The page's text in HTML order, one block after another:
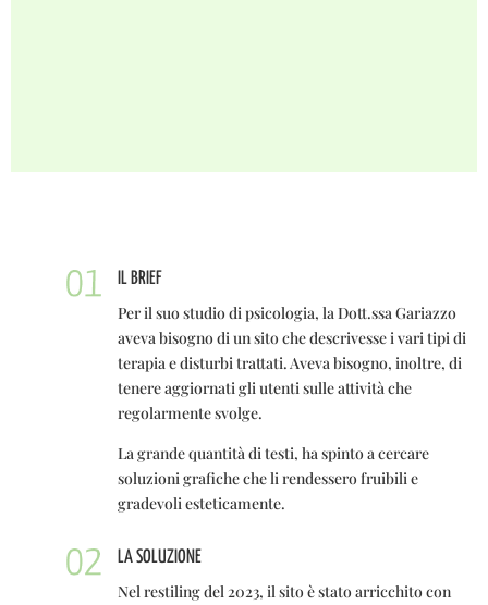
IL BRIEF
Per il suo studio di psicologia, la Dott.ssa Gariazzo
aveva bisogno di un sito che descrivesse i vari tipi di
terapia e disturbi trattati. Aveva bisogno, inoltre, di
tenere aggiornati gli utenti sulle attività che
regolarmente svolge.
La grande quantità di testi, ha spinto a cercare
soluzioni grafiche che li rendessero fruibili e
gradevoli esteticamente.
LA SOLUZIONE
Nel restiling del 2023, il sito è stato arricchito con